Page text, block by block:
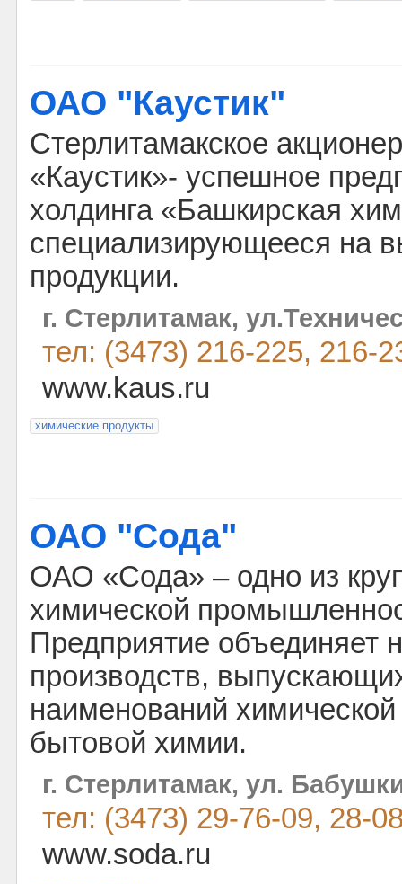
ОАО "Каустик"
Стерлитамакское
«Каустик»- успешное
холдинга «Башкирская
специализирующееся на
продукции.
г. Стерлитамак,
тел: (3473) 216-225, 216-
www.kaus.ru
химические продукты
ОАО "Сода"
ОАО «Сода» – одно из
химической
Предприятие объединяет
производств,
наименований
бытовой химии.
г. Стерлитамак, ул.
тел: (3473) 29-76-09, 28-
www.soda.ru